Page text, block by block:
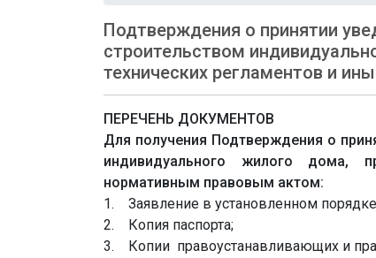
Подтверждения о принятии
строительством
технических регламентов и
ПЕРЕЧЕНЬ ДОКУМЕНТОВ
Для получения Подтверждения о
индивидуального жилого дома,
нормативным правовым актом:
1. Заявление в установленном
2. Копия паспорта;
3. Копии правоустанавливающих и